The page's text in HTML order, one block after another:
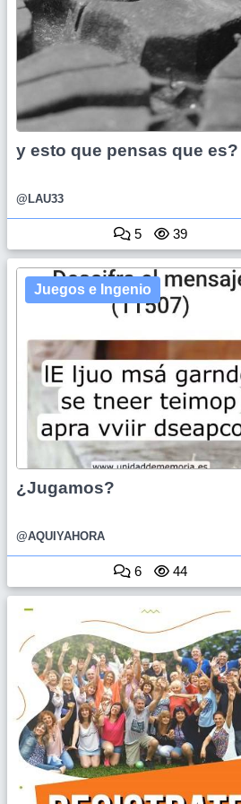
y esto que pensas que es?
@LAU33
5 39
Juegos e Ingenio
¿Jugamos?
@AQUIYAHORA
6 44